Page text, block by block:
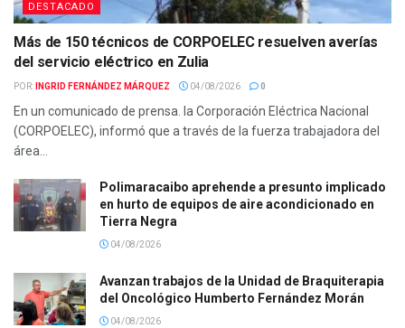
DESTACADO
Más de 150 técnicos de CORPOELEC resuelven averías
del servicio eléctrico en Zulia
POR: INGRID FERNÁNDEZ MÁRQUEZ 04/08/2026 0
En un comunicado de prensa. la Corporación Eléctrica Nacional
(CORPOELEC), informó que a través de la fuerza trabajadora del
área...
Polimaracaibo aprehende a presunto implicado
en hurto de equipos de aire acondicionado en
Tierra Negra
04/08/2026
Avanzan trabajos de la Unidad de Braquiterapia
del Oncológico Humberto Fernández Morán
04/08/2026